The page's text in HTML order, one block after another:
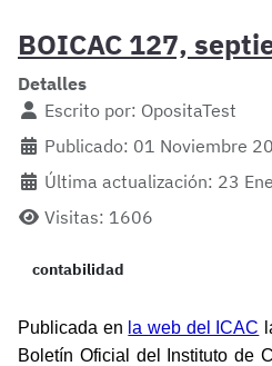
BOICAC 127,
Detalles
Escrito por: OpositaTest
Publicado: 01 Noviembre
Última actualización: 23
Visitas: 1606
contabilidad
Publicada en la web del ICAC
Boletín Oficial del Instituto de